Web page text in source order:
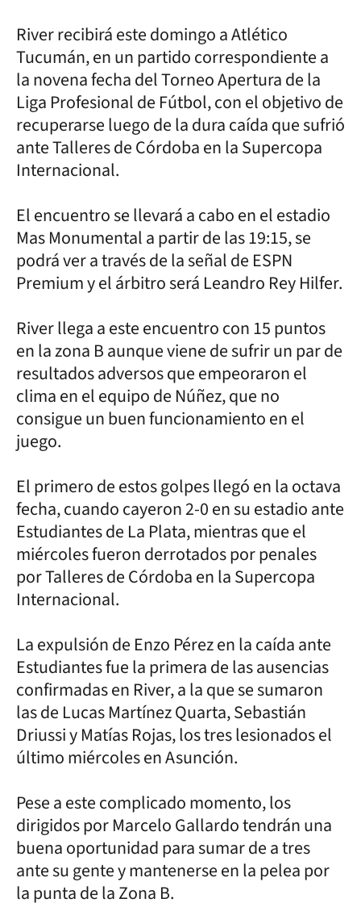
River recibirá este domingo a Atlético
Tucumán, en un partido correspondiente a
la novena fecha del Torneo Apertura de la
Liga Profesional de Fútbol, con el objetivo de
recuperarse luego de la dura caída que sufrió
ante Talleres de Córdoba en la Supercopa
Internacional.
El encuentro se llevará a cabo en el estadio
Mas Monumental a partir de las 19:15, se
podrá ver a través de la señal de ESPN
Premium y el árbitro será Leandro Rey Hilfer.
River llega a este encuentro con 15 puntos
en la zona B aunque viene de sufrir un par de
resultados adversos que empeoraron el
clima en el equipo de Núñez, que no
consigue un buen funcionamiento en el
juego.
El primero de estos golpes llegó en la octava
fecha, cuando cayeron 2-0 en su estadio ante
Estudiantes de La Plata, mientras que el
miércoles fueron derrotados por penales
por Talleres de Córdoba en la Supercopa
Internacional.
La expulsión de Enzo Pérez en la caída ante
Estudiantes fue la primera de las ausencias
confirmadas en River, a la que se sumaron
las de Lucas Martínez Quarta, Sebastián
Driussi y Matías Rojas, los tres lesionados el
último miércoles en Asunción.
Pese a este complicado momento, los
dirigidos por Marcelo Gallardo tendrán una
buena oportunidad para sumar de a tres
ante su gente y mantenerse en la pelea por
la punta de la Zona B.